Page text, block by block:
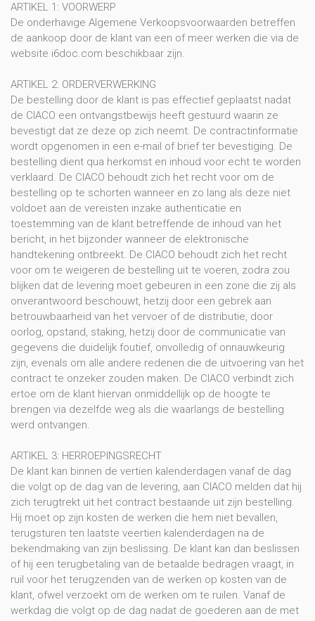
ARTIKEL 1: VOORWERP
De onderhavige Algemene Verkoopsvoorwaarden betreffen
de aankoop door de klant van een of meer werken die via de
website i6doc.com beschikbaar zijn.
ARTIKEL 2: ORDERVERWERKING
De bestelling door de klant is pas effectief geplaatst nadat
de CIACO een ontvangstbewijs heeft gestuurd waarin ze
bevestigt dat ze deze op zich neemt. De contractinformatie
wordt opgenomen in een e-mail of brief ter bevestiging. De
bestelling dient qua herkomst en inhoud voor echt te worden
verklaard. De CIACO behoudt zich het recht voor om de
bestelling op te schorten wanneer en zo lang als deze niet
voldoet aan de vereisten inzake authenticatie en
toestemming van de klant betreffende de inhoud van het
bericht, in het bijzonder wanneer de elektronische
handtekening ontbreekt. De CIACO behoudt zich het recht
voor om te weigeren de bestelling uit te voeren, zodra zou
blijken dat de levering moet gebeuren in een zone die zij als
onverantwoord beschouwt, hetzij door een gebrek aan
betrouwbaarheid van het vervoer of de distributie, door
oorlog, opstand, staking, hetzij door de communicatie van
gegevens die duidelijk foutief, onvolledig of onnauwkeurig
zijn, evenals om alle andere redenen die de uitvoering van het
contract te onzeker zouden maken. De CIACO verbindt zich
ertoe om de klant hiervan onmiddellijk op de hoogte te
brengen via dezelfde weg als die waarlangs de bestelling
werd ontvangen.
ARTIKEL 3: HERROEPINGSRECHT
De klant kan binnen de vertien kalenderdagen vanaf de dag
die volgt op de dag van de levering, aan CIACO melden dat hij
zich terugtrekt uit het contract bestaande uit zijn bestelling.
Hij moet op zijn kosten de werken die hem niet bevallen,
terugsturen ten laatste veertien kalenderdagen na de
bekendmaking van zijn beslissing. De klant kan dan beslissen
of hij een terugbetaling van de betaalde bedragen vraagt, in
ruil voor het terugzenden van de werken op kosten van de
klant, ofwel verzoekt om de werken om te ruilen. Vanaf de
werkdag die volgt op de dag nadat de goederen aan de met